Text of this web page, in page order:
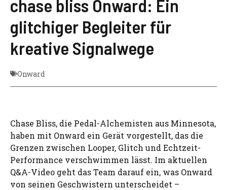
chase bliss Onward: Ein
glitchiger Begleiter für
kreative Signalwege
Onward
Chase Bliss, die Pedal-Alchemisten aus Minnesota,
haben mit Onward ein Gerät vorgestellt, das die
Grenzen zwischen Looper, Glitch und Echtzeit-
Performance verschwimmen lässt. Im aktuellen
Q&A-Video geht das Team darauf ein, was Onward
von seinen Geschwistern unterscheidet –